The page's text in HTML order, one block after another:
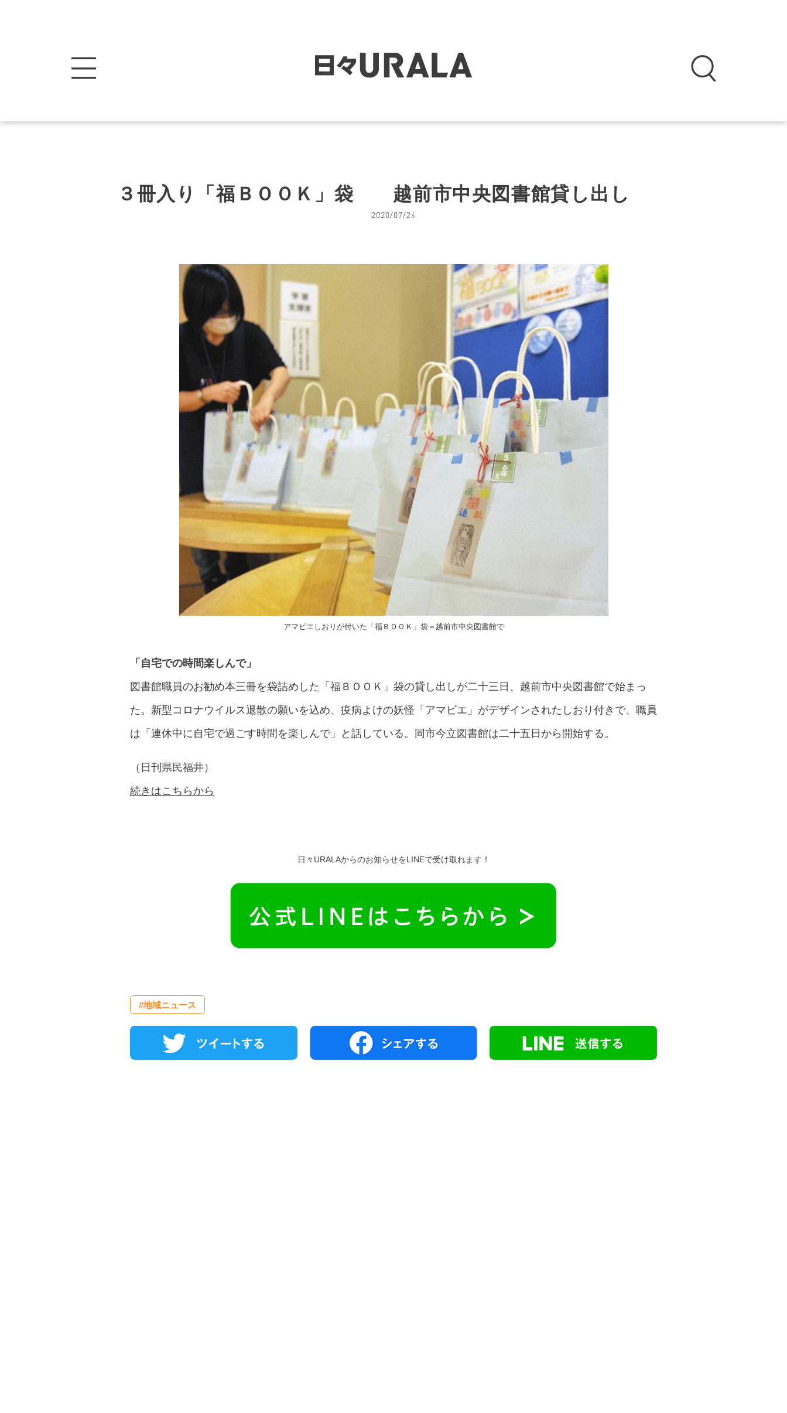
３冊入り「福ＢＯＯＫ」袋 越前市中央図書館貸し出し
2020/07/24
アマビエしおりが付いた「福ＢＯＯＫ」袋＝越前市中央図書館で
「自宅での時間楽しんで」
図書館職員のお勧め本三冊を袋詰めした「福ＢＯＯＫ」袋の貸し出しが二十三日、越前市中央図書館で始まっ
た。新型コロナウイルス退散の願いを込め、疫病よけの妖怪「アマビエ」がデザインされたしおり付きで、職員
は「連休中に自宅で過ごす時間を楽しんで」と話している。同市今立図書館は二十五日から開始する。
（日刊県民福井）
続きはこちらから
日々URALAからのお知らせをLINEで受け取れます！
#地域ニュース